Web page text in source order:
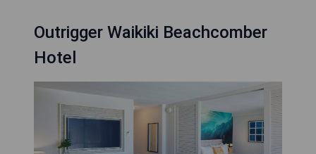
Outrigger Waikiki Beachcomber
Hotel